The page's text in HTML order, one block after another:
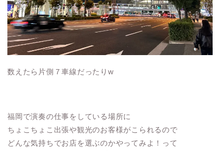
数えたら片側７車線だったりw
福岡で演奏の仕事をしている場所に
ちょこちょこ出張や観光のお客様がこられるので
どんな気持ちでお店を選ぶのかやってみよ！って